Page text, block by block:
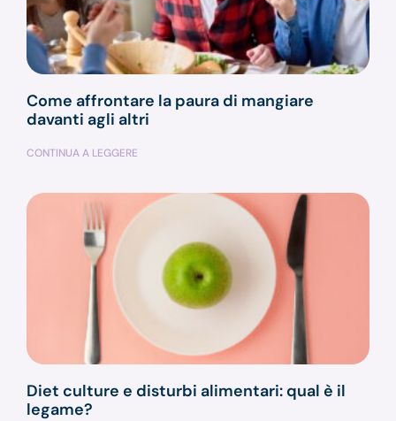
Come affrontare la paura di mangiare
davanti agli altri
CONTINUA A LEGGERE
Diet culture e disturbi alimentari: qual è il
legame?